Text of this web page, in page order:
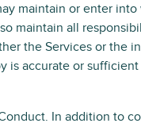
maintain or enter
maintain all
the Services or the
is accurate or sufficient
In addition to